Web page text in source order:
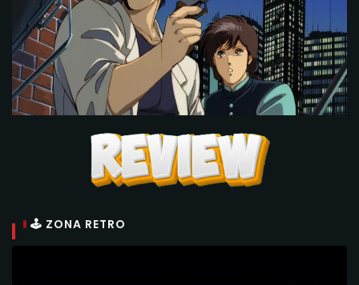
🕹 ZONA RETRO